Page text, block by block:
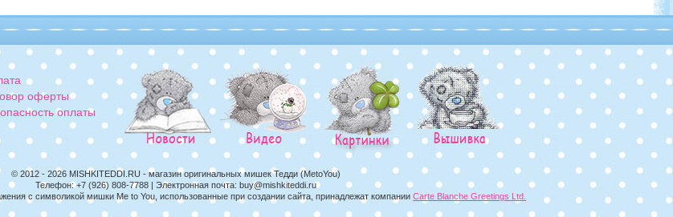
оферты
оплаты
© 2012 - 2026 MISHKITEDDI.RU - магазин оригинальных мишек Тедди (MetoYou)
Телефон:+7 (926) 808-7788 | Электронная почта: buy@mishkiteddi.ru
с символикой мишки Me to You, использованные при создании сайта, принадлежат компании Carte Blanche Greetings Ltd.